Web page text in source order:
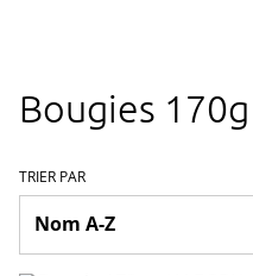
Bougies 170g
TRIER PAR